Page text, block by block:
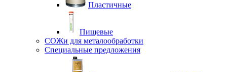
Пластичные
Пищевые
СОЖи для металообработки
Специальные предложения